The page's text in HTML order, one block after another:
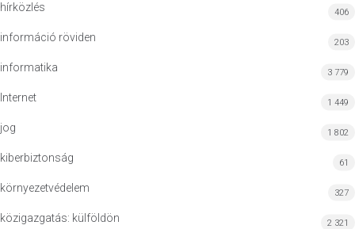
hírközlés 406
információ röviden 203
informatika 3 779
Internet 1 449
jog 1 802
kiberbiztonság 61
környezetvédelem 327
közigazgatás: külföldön 2 321